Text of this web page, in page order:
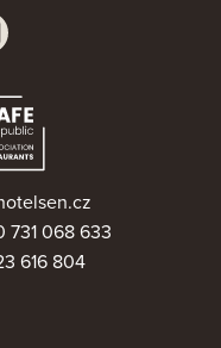
731 068 633
616 804